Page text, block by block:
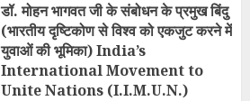
डॉ. मोहन भागवत जी के संबोधन के प्रमुख बिंदु
(भारतीय दृष्टिकोण से विश्व को एकजुट करने में
युवाओं की भूमिका) India’s
International Movement to
Unite Nations (I.I.M.U.N.)